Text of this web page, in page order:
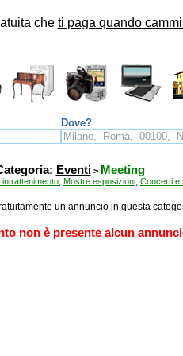
che ti paga quando
Dove?
Eventi> Meeting
intrattenimento Mostre esposizioni Concerti e
un annuncio in questa
non è presente alcun